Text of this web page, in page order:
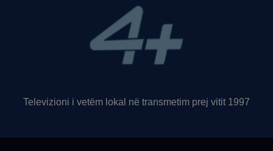
Televizioni i vetëm lokal në transmetim prej vitit 1997